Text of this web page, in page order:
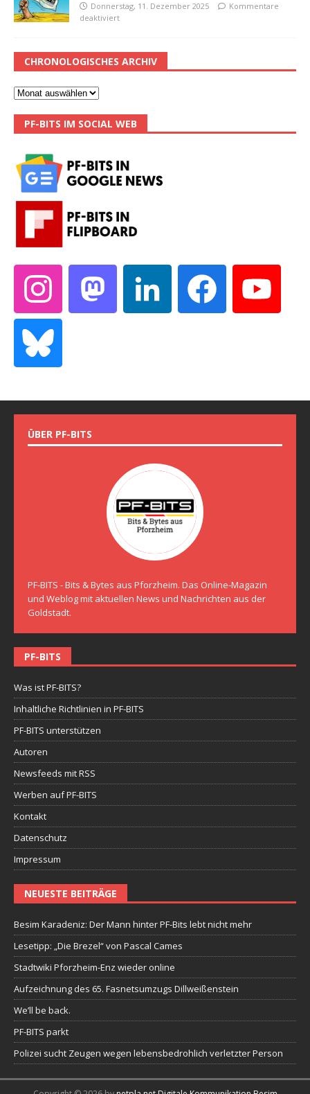
Donnerstag, 11. Dezember 2025
Kommentare
deaktiviert
CHRONOLOGISCHES ARCHIV
PF-BITS IM SOCIAL WEB
ÜBER PF-BITS
PF-BITS - Bits & Bytes aus Pforzheim. Das Online-Magazin
und Weblog mit aktuellen News und Nachrichten aus der
Goldstadt.
PF-BITS
Was ist PF-BITS?
Inhaltliche Richtlinien in PF-BITS
PF-BITS unterstützen
Autoren
Newsfeeds mit RSS
Werben auf PF-BITS
Kontakt
Datenschutz
Impressum
NEUESTE BEITRÄGE
Besim Karadeniz: Der Mann hinter PF-Bits lebt nicht mehr
Lesetipp: „Die Brezel“ von Pascal Cames
Stadtwiki Pforzheim-Enz wieder online
Aufzeichnung des 65. Fasnetsumzugs Dillweißenstein
We’ll be back.
PF-BITS parkt
Polizei sucht Zeugen wegen lebensbedrohlich verletzter Person